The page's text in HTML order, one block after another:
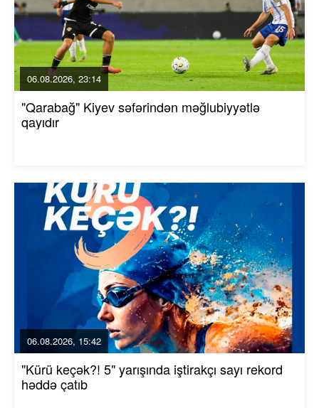
06.08.2026, 23:14
"Qarabağ" Kiyev səfərindən məğlubiyyətlə
qayıdır
06.08.2026, 15:42
"Kürü keçək?! 5" yarışında iştirakçı sayı rekord
həddə çatıb